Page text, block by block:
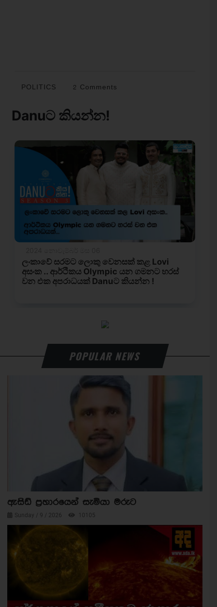
POLITICS 2 Comments
POPULAR NEWS
ඇසිඩ් ප්‍රහාරයෙන් සැමියා මරුට
Sunday / 9 / 2026 10105